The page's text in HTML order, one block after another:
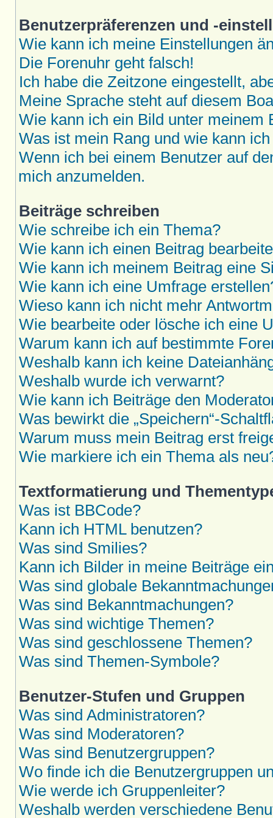
Benutzerpräferenzen und -
Wie kann ich meine Einstellungen
Die Forenuhr geht falsch!
Ich habe die Zeitzone eingestellt,
Meine Sprache steht auf diesem
Wie kann ich ein Bild unter meinem
Was ist mein Rang und wie kann
Wenn ich bei einem Benutzer auf
mich anzumelden.
Beiträge schreiben
Wie schreibe ich ein Thema?
Wie kann ich einen Beitrag
Wie kann ich meinem Beitrag eine
Wie kann ich eine Umfrage
Wieso kann ich nicht mehr
Wie bearbeite oder lösche ich eine
Warum kann ich auf bestimmte
Weshalb kann ich keine
Weshalb wurde ich verwarnt?
Wie kann ich Beiträge den
Was bewirkt die „Speichern“-
Warum muss mein Beitrag erst
Wie markiere ich ein Thema als
Textformatierung und
Was ist BBCode?
Kann ich HTML benutzen?
Was sind Smilies?
Kann ich Bilder in meine Beiträge
Was sind globale
Was sind Bekanntmachungen?
Was sind wichtige Themen?
Was sind geschlossene Themen?
Was sind Themen-Symbole?
Benutzer-Stufen und Gruppen
Was sind Administratoren?
Was sind Moderatoren?
Was sind Benutzergruppen?
Wo finde ich die Benutzergruppen
Wie werde ich Gruppenleiter?
Weshalb werden verschiedene